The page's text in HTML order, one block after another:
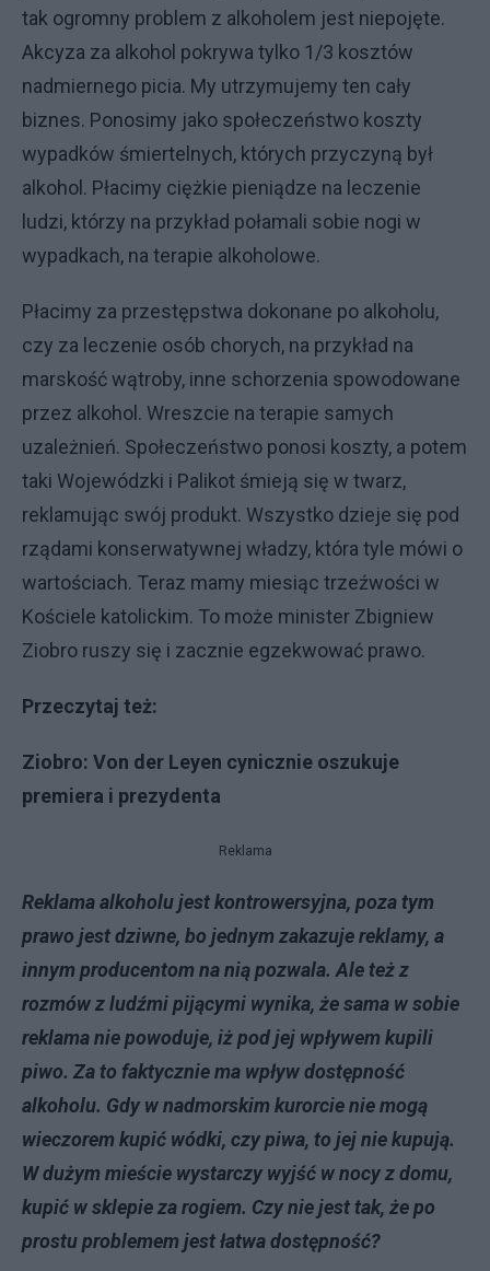
tak ogromny problem z alkoholem jest niepojęte.
Akcyza za alkohol pokrywa tylko 1/3 kosztów
nadmiernego picia. My utrzymujemy ten cały
biznes. Ponosimy jako społeczeństwo koszty
wypadków śmiertelnych, których przyczyną był
alkohol. Płacimy ciężkie pieniądze na leczenie
ludzi, którzy na przykład połamali sobie nogi w
wypadkach, na terapie alkoholowe.
Płacimy za przestępstwa dokonane po alkoholu,
czy za leczenie osób chorych, na przykład na
marskość wątroby, inne schorzenia spowodowane
przez alkohol. Wreszcie na terapie samych
uzależnień. Społeczeństwo ponosi koszty, a potem
taki Wojewódzki i Palikot śmieją się w twarz,
reklamując swój produkt. Wszystko dzieje się pod
rządami konserwatywnej władzy, która tyle mówi o
wartościach. Teraz mamy miesiąc trzeźwości w
Kościele katolickim. To może minister Zbigniew
Ziobro ruszy się i zacznie egzekwować prawo.
Przeczytaj też:
Ziobro: Von der Leyen cynicznie oszukuje
premiera i prezydenta
Reklama
Reklama alkoholu jest kontrowersyjna, poza tym
prawo jest dziwne, bo jednym zakazuje reklamy, a
innym producentom na nią pozwala. Ale też z
rozmów z ludźmi pijącymi wynika, że sama w sobie
reklama nie powoduje, iż pod jej wpływem kupili
piwo. Za to faktycznie ma wpływ dostępność
alkoholu. Gdy w nadmorskim kurorcie nie mogą
wieczorem kupić wódki, czy piwa, to jej nie kupują.
W dużym mieście wystarczy wyjść w nocy z domu,
kupić w sklepie za rogiem. Czy nie jest tak, że po
prostu problemem jest łatwa dostępność?